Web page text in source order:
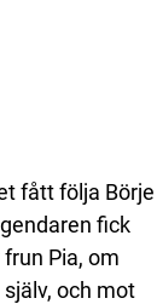
fått följa Börje
fick
Pia, om
och mot